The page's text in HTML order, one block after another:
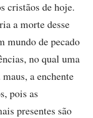
cristãos de hoje.
a morte desse
mundo de pecado
no qual uma
a enchente
pois as
presentes são